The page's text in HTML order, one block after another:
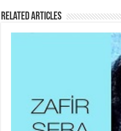
Related Articles